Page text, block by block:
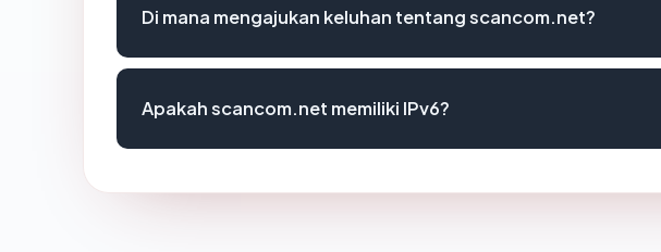
Di mana mengajukan keluhan tentang scancom.net?
Apakah scancom.net memiliki IPv6?